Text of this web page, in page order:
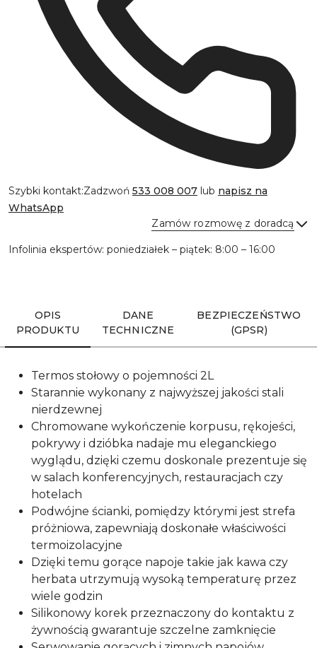
Szybki kontakt:Zadzwoń 533 008 007 lub napisz na
WhatsApp
Zamów rozmowę z doradcą
Infolinia ekspertów: poniedziałek – piątek: 8:00 – 16:00
OPIS
PRODUKTU
DANE
TECHNICZNE
BEZPIECZEŃSTWO
(GPSR)
Termos stołowy o pojemności 2L
Starannie wykonany z najwyższej jakości stali
nierdzewnej
Chromowane wykończenie korpusu, rękojeści,
pokrywy i dzióbka nadaje mu eleganckiego
wyglądu, dzięki czemu doskonale prezentuje się
w salach konferencyjnych, restauracjach czy
hotelach
Podwójne ścianki, pomiędzy którymi jest strefa
próżniowa, zapewniają doskonałe właściwości
termoizolacyjne
Dzięki temu gorące napoje takie jak kawa czy
herbata utrzymują wysoką temperaturę przez
wiele godzin
Silikonowy korek przeznaczony do kontaktu z
żywnością gwarantuje szczelne zamknięcie